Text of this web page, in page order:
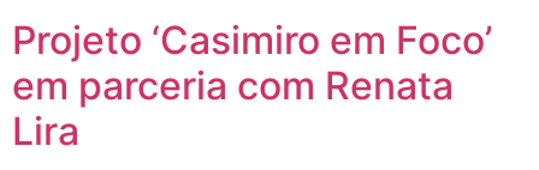
Projeto ‘Casimiro em Foco’
em parceria com Renata
Lira